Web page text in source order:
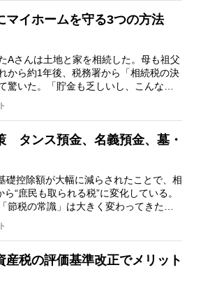
マイホームを守る3つの方法
Aさんは土地と家を相続した。母も祖父
から約1年後、税務署から「相続税の決
驚いた。「貯金も乏しいし、こんな金
タンス預金、名義預金、墓・
控除額が大幅に減らされたことで、相
“庶民も取られる税”に変化している。
節税の常識」は大きく変わってきた。
税の評価基準改正でメリット